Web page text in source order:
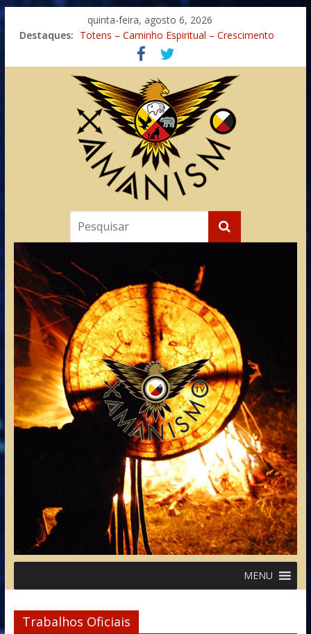
quinta-feira, agosto 6, 2026
Destaques: Totens – Caminho Espiritual – Crescimento
Imaginação na Cura
Meditando nas Sombras
Autosuficiência: A Jornada do Espírito Ancestral
Xamanismo Universal
MENU
Trabalhos Oficiais